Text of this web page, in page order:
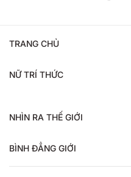
TRANG CHỦ
NỮ TRÍ THỨC
NHÌN RA THẾ GIỚI
BÌNH ĐẲNG GIỚI